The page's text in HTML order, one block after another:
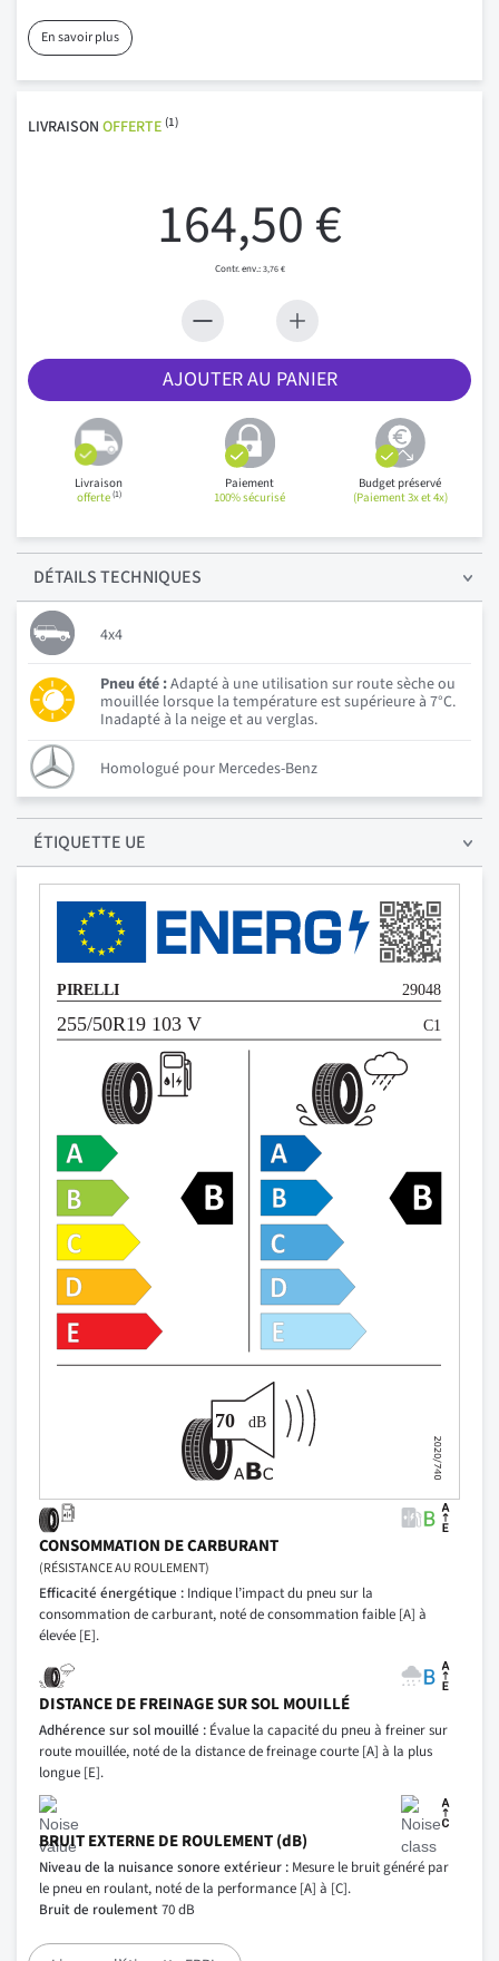
En savoir plus
LIVRAISON OFFERTE (1)
164,50 €
3,76 €
AJOUTER AU PANIER
Livraison
offerte(1)
Paiement
100% sécurisé
Budget préservé
(Paiement 3x et 4x)
DÉTAILSTECHNIQUES
4x4
Pneu été :Adapté à une utilisation sur route sèche ou
mouillée lorsque la température est supérieure à 7°C.
Inadapté à la neige et au verglas.
Homologué pour Mercedes-Benz
ÉTIQUETTE UE
CONSOMMATION DE CARBURANT
(RÉSISTANCE AU ROULEMENT)
Efficacité énergétique : Indique l’impact du pneu sur la
consommation de carburant, noté de consommation faible [A] à
élevée [E].
DISTANCE DE FREINAGE SUR SOL MOUILLÉ
Adhérence sur sol mouillé : Évalue la capacité du pneu à freiner sur
route mouillée, noté de la distance de freinage courte [A] à la plus
longue [E].
BRUIT EXTERNE DE ROULEMENT (dB)
Niveau de la nuisance sonore extérieur : Mesure le bruit généré par
le pneu en roulant, noté de la performance [A] à [C].
Bruit de roulement70 dB